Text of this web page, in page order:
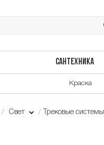
САНТЕХНИКА
Краска
Свет Трековые системы